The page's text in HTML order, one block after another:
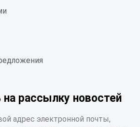
рассылку новостей
адрес электронной почты,